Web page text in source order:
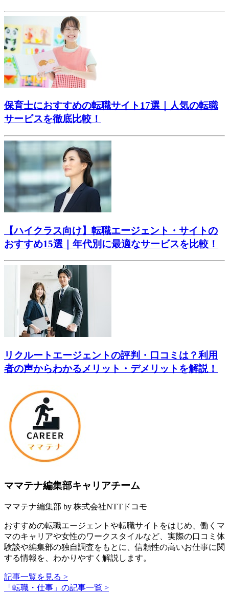
保育士におすすめの転職サイト17選｜人気の転職
サービスを徹底比較！
【ハイクラス向け】転職エージェント・サイトの
おすすめ15選｜年代別に最適なサービスを比較！
リクルートエージェントの評判・口コミは？利用
者の声からわかるメリット・デメリットを解説！
ママテナ編集部キャリアチーム
ママテナ編集部 by 株式会社NTTドコモ
おすすめの転職エージェントや転職サイトをはじめ、働くマ
マのキャリアや女性のワークスタイルなど、実際の口コミ体
験談や編集部の独自調査をもとに、信頼性の高いお仕事に関
する情報を、わかりやすく解説します。
記事一覧を見る >
「転職・仕事」の記事一覧 >